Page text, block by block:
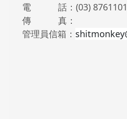
電 話：(03) 8761101
傳 真：
管理員信箱：